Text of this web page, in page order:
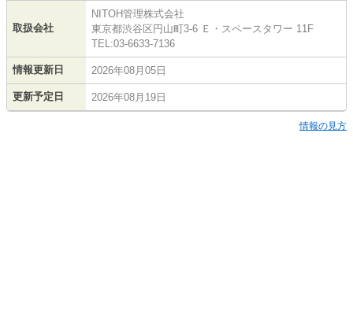
取扱会社
NITOH管理株式会社
東京都渋谷区円山町3-6 Ｅ・スペースタワー 11F
TEL:03-6633-7136
情報更新日 2026年08月05日
更新予定日 2026年08月19日
情報の見方